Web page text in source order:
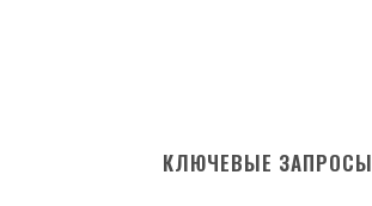
КЛЮЧЕВЫЕ ЗАПРОСЫ